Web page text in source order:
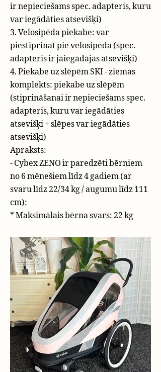
ir nepieciešams spec. adapteris, kuru
var iegādāties atsevišķi)
3. Velosipēda piekabe: var
piestiprināt pie velosipēda (spec.
adapteris ir jāiegādājas atsevišķi)
4. Piekabe uz slēpēm SKI - ziemas
komplekts: piekabe uz slēpēm
(stiprināšanai ir nepieciešams spec.
adapteris, kuru var iegādāties
atsevišķi + slēpes var iegādāties
atsevišķi)
Apraksts:
- Cybex ZENO ir paredzēti bērniem
no 6 mēnešiem līdz 4 gadiem (ar
svaru līdz 22/34 kg / augumu līdz 111
cm):
* Maksimālais bērna svars: 22 kg